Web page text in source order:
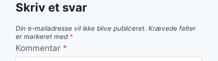
Skriv et svar
Din e-mailadresse vil ikke blive publiceret. Krævede felter
er markeret med *
Kommentar *